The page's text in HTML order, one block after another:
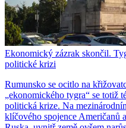
Ekonomický zázrak skončil.
politické krizi
Rumunsko se ocitlo na
„ekonomického tygra“ se totiž
politická krize. Na
klíčového spojence Američanů